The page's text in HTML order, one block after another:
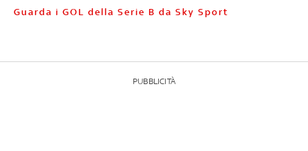
Guarda i GOL della Serie B da Sky Sport
PUBBLICITÀ